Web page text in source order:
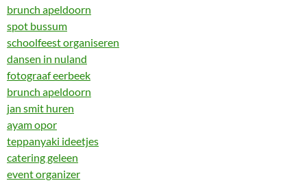
brunch apeldoorn
spot bussum
schoolfeest organiseren
dansen in nuland
fotograaf eerbeek
brunch apeldoorn
jan smit huren
ayam opor
teppanyaki ideetjes
catering geleen
event organizer